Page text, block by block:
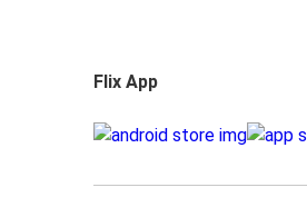
Flix App